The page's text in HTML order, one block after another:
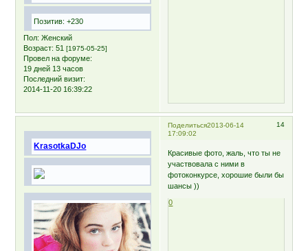
Позитив: +230
Пол: Женский
Возраст: 51[1975-05-25]
Провел на форуме:
19 дней 13 часов
Последний визит:
2014-11-20 16:39:22
Поделиться 14
2013-06-14
17:09:02
KrasotkaDJo
Красивые фото, жаль, что ты не
участвовала с ними в
фотоконкурсе, хорошие были бы
шансы ))
0